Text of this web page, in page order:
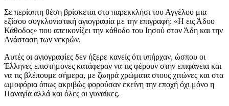
Σε περίοπτη θέση βρίσκεται στο παρεκκλήσι του Αγγέλου μια
εξίσου συγκλονιστική αγιογραφία με την επιγραφή: «Η εις Άδου
Κάθοδος» που απεικονίζει την κάθοδο του Ιησού στον Άδη και την
Ανάσταση των νεκρών.
Αυτές οι αγιογραφίες δεν ήξερε κανείς ότι υπήρχαν, ώσπου οι
Έλληνες επιστήμονες κατάφεραν να τις φέρουν στην επιφάνεια και
να τις βλέπουμε σήμερα, με ζωηρά χρώματα στους χιτώνες και στα
ωμοφόρια όπως ακριβώς φορούσαν εκείνη την εποχή όχι μόνο η
Παναγία αλλά και όλες οι γυναίκες.